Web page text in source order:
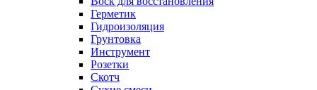
Герметик
Гидроизоляция
Грунтовка
Инструмент
Розетки
Скотч